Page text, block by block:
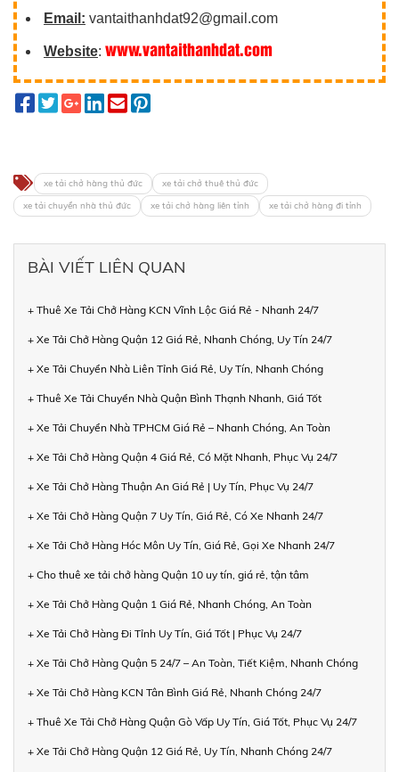
Email: vantaithanhdat92@gmail.com
Website: www.vantaithanhdat.com
xe tải chở hàng thủ đức
xe tải chở thuê thủ đức
xe tải chuyển nhà thủ đức
xe tải chở hàng liên tỉnh xe tải chở hàng đi tỉnh
BÀI VIẾT LIÊN QUAN
+ Thuê Xe Tải Chở Hàng KCN Vĩnh Lộc Giá Rẻ - Nhanh 24/7
+ Xe Tải Chở Hàng Quận 12 Giá Rẻ, Nhanh Chóng, Uy Tín 24/7
+ Xe Tải Chuyển Nhà Liên Tỉnh Giá Rẻ, Uy Tín, Nhanh Chóng
+ Thuê Xe Tải Chuyển Nhà Quận Bình Thạnh Nhanh, Giá Tốt
+ Xe Tải Chuyển Nhà TPHCM Giá Rẻ – Nhanh Chóng, An Toàn
+ Xe Tải Chở Hàng Quận 4 Giá Rẻ, Có Mặt Nhanh, Phục Vụ 24/7
+ Xe Tải Chở Hàng Thuận An Giá Rẻ | Uy Tín, Phục Vụ 24/7
+ Xe Tải Chở Hàng Quận 7 Uy Tín, Giá Rẻ, Có Xe Nhanh 24/7
+ Xe Tải Chở Hàng Hóc Môn Uy Tín, Giá Rẻ, Gọi Xe Nhanh 24/7
+ Cho thuê xe tải chở hàng Quận 10 uy tín, giá rẻ, tận tâm
+ Xe Tải Chở Hàng Quận 1 Giá Rẻ, Nhanh Chóng, An Toàn
+ Xe Tải Chở Hàng Đi Tỉnh Uy Tín, Giá Tốt | Phục Vụ 24/7
+ Xe Tải Chở Hàng Quận 5 24/7 – An Toàn, Tiết Kiệm, Nhanh Chóng
+ Xe Tải Chở Hàng KCN Tân Bình Giá Rẻ, Nhanh Chóng 24/7
+ Thuê Xe Tải Chở Hàng Quận Gò Vấp Uy Tín, Giá Tốt, Phục Vụ 24/7
+ Xe Tải Chở Hàng Quận 12 Giá Rẻ, Uy Tín, Nhanh Chóng 24/7